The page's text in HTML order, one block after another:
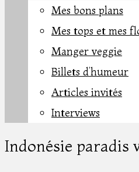
Mes bons plans
Mes tops et mes
Manger veggie
Billets d’humeur
Articles invités
Interviews
Indonésie paradis